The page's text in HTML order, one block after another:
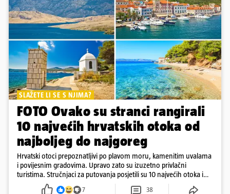
SLAŽETE LI SE S NJIMA?
FOTO Ovako su stranci rangirali
10 najvećih hrvatskih otoka od
najboljeg do najgoreg
Hrvatski otoci prepoznatljivi po plavom moru, kamenitim uvalama
i povijesnim gradovima. Upravo zato su izuzetno privlačni
turistima. Stručnjaci za putovanja posjetili su 10 najvećih otoka i
rangirali ih
7 38